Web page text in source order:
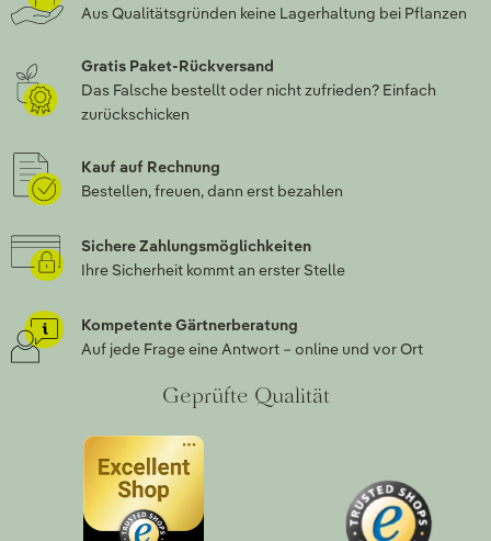
Aus Qualitätsgründen keine Lagerhaltung bei Pflanzen
Gratis Paket-Rückversand
Das Falsche bestellt oder nicht zufrieden? Einfach
zurückschicken
Kauf auf Rechnung
Bestellen, freuen, dann erst bezahlen
Sichere Zahlungsmöglichkeiten
Ihre Sicherheit kommt an erster Stelle
Kompetente Gärtnerberatung
Auf jede Frage eine Antwort – online und vor Ort
Geprüfte Qualität